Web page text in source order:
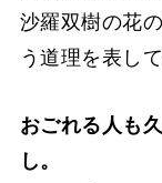
沙羅双樹の花
う道理を表して
おごれる人も
し。